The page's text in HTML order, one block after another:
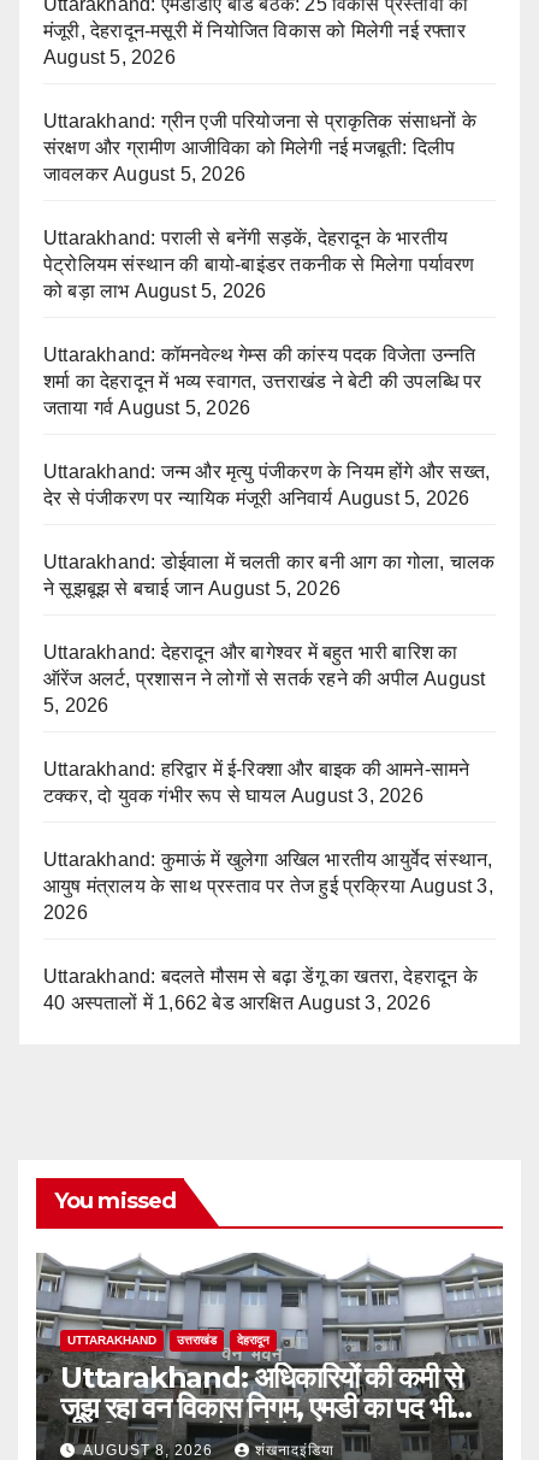
मंजूरी, देहरादून-मसूरी में नियोजित विकास को मिलेगी नई रफ्तार
August 5, 2026
Uttarakhand: ग्रीन एजी परियोजना से प्राकृतिक संसाधनों के
संरक्षण और ग्रामीण आजीविका को मिलेगी नई मजबूती: दिलीप
जावलकर August 5, 2026
Uttarakhand: पराली से बनेंगी सड़कें, देहरादून के भारतीय
पेट्रोलियम संस्थान की बायो-बाइंडर तकनीक से मिलेगा पर्यावरण
को बड़ा लाभ August 5, 2026
Uttarakhand: कॉमनवेल्थ गेम्स की कांस्य पदक विजेता उन्नति
शर्मा का देहरादून में भव्य स्वागत, उत्तराखंड ने बेटी की उपलब्धि पर
जताया गर्व August 5, 2026
Uttarakhand: जन्म और मृत्यु पंजीकरण के नियम होंगे और सख्त,
देर से पंजीकरण पर न्यायिक मंजूरी अनिवार्य August 5, 2026
Uttarakhand: डोईवाला में चलती कार बनी आग का गोला, चालक
ने सूझबूझ से बचाई जान August 5, 2026
Uttarakhand: देहरादून और बागेश्वर में बहुत भारी बारिश का
ऑरेंज अलर्ट, प्रशासन ने लोगों से सतर्क रहने की अपील August
5, 2026
Uttarakhand: हरिद्वार में ई-रिक्शा और बाइक की आमने-सामने
टक्कर, दो युवक गंभीर रूप से घायल August 3, 2026
Uttarakhand: कुमाऊं में खुलेगा अखिल भारतीय आयुर्वेद संस्थान,
आयुष मंत्रालय के साथ प्रस्ताव पर तेज हुई प्रक्रिया August 3,
2026
Uttarakhand: बदलते मौसम से बढ़ा डेंगू का खतरा, देहरादून के
40 अस्पतालों में 1,662 बेड आरक्षित August 3, 2026
You missed
UTTARAKHAND उत्तराखंड देहरादून
Uttarakhand: अधिकारियों की कमी से
जूझ रहा वन विकास निगम, एमडी का पद भी
अतिरिक्त प्रभार के भरोसे
AUGUST 8, 2026 शंखनादइंडिया